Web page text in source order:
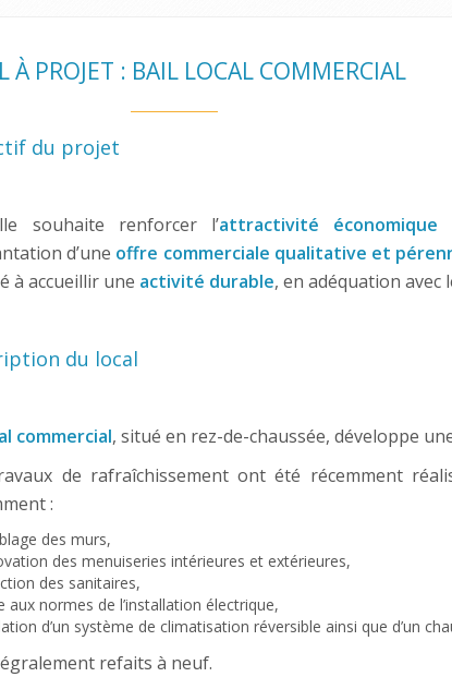
À PROJET : BAIL LOCAL COMMERCIAL
du projet
souhaite renforcer l’attractivité
d’une offre commerciale qualitative et
à accueillir une activité durable, en adéquation avec
du local
commercial, situé en rez-de-chaussée, développe
de rafraîchissement ont été récemment
:
des murs,
des menuiseries intérieures et extérieures,
des sanitaires,
aux normes de l’installation électrique,
d’un système de climatisation réversible ainsi que d’un
refaits à neuf.